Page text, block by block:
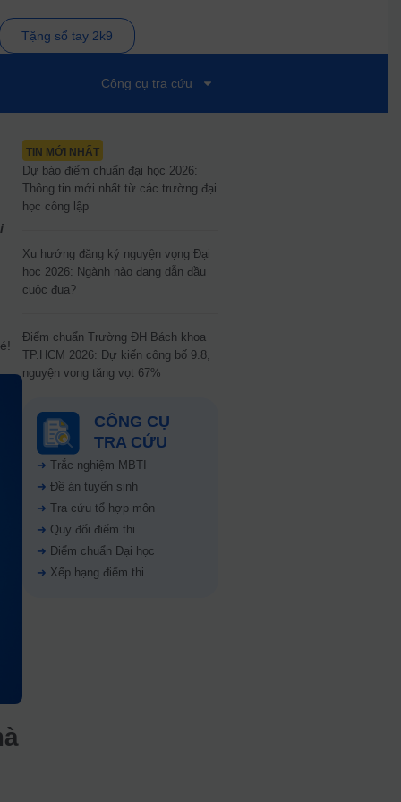
Tặng sổ tay 2k9
Công cụ tra cứu
TIN MỚI NHẤT
Dự báo điểm chuẩn đại học 2026:
Thông tin mới nhất từ các trường đại
học công lập
Xu hướng đăng ký nguyện vọng Đại
học 2026: Ngành nào đang dẫn đầu
cuộc đua?
Điểm chuẩn Trường ĐH Bách khoa
TP.HCM 2026: Dự kiến công bố 9.8,
nguyện vọng tăng vọt 67%
CÔNG CỤ
TRA CỨU
➜ Trắc nghiệm MBTI
➜ Đề án tuyển sinh
➜ Tra cứu tổ hợp môn
➜ Quy đổi điểm thi
➜ Điểm chuẩn Đại học
➜ Xếp hạng điểm thi